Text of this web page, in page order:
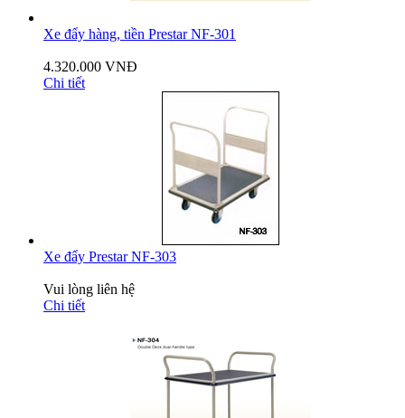
Xe đẩy hàng, tiền Prestar NF-301
4.320.000 VNĐ
Chi tiết
Xe đẩy Prestar NF-303
Vui lòng liên hệ
Chi tiết